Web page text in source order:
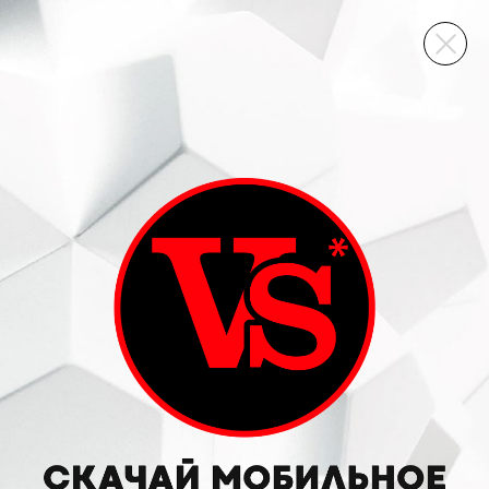
ВИННЫЙ СКЛАД